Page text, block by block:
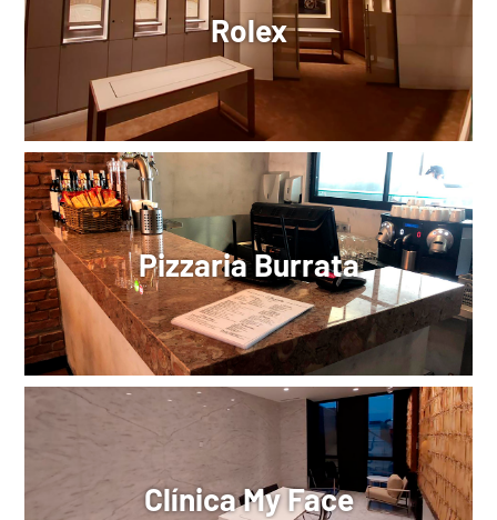
Rolex
Pizzaria Burrata
Clínica My Face